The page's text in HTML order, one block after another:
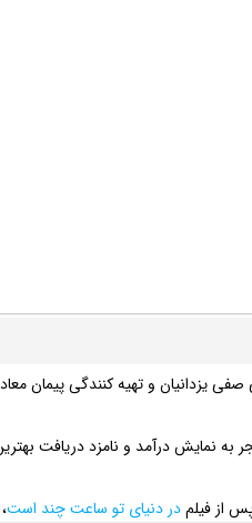
صفی یزدانیان و تهیه کنندگی پیمان
نمایش درآمد و نامزد دریافت
پس از فیلمدر دنیای تو ساعت چند است